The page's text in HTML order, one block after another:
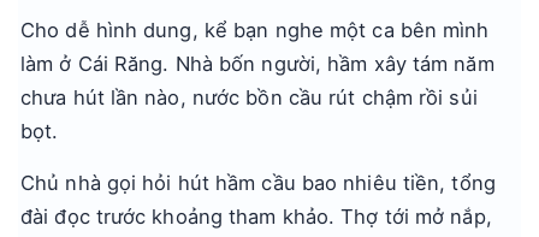
Cho dễ hình dung, kể bạn nghe một ca bên mình
làm ở Cái Răng. Nhà bốn người, hầm xây tám năm
chưa hút lần nào, nước bồn cầu rút chậm rồi sủi
bọt.
Chủ nhà gọi hỏi hút hầm cầu bao nhiêu tiền, tổng
đài đọc trước khoảng tham khảo. Thợ tới mở nắp,